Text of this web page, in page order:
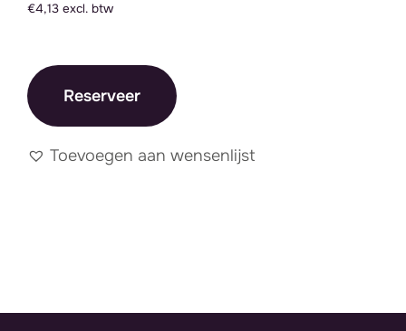
€4,13 excl. btw
Reserveer
Toevoegen aan wensenlijst